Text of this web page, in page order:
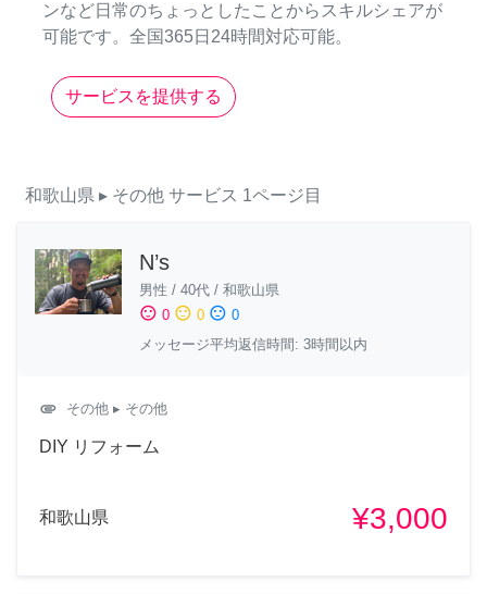
ンなど日常のちょっとしたことからスキルシェアが
可能です。全国365日24時間対応可能。
サービスを提供する
和歌山県 ▸ その他 サービス 1ページ目
N’s
男性 / 40代 / 和歌山県
sentiment_satisfied 0 sentiment_neutral 0 sentiment_dissatisfied 0
メッセージ平均返信時間: 3時間以内
attachment その他 ▸ その他
DIY リフォーム
和歌山県 ¥3,000